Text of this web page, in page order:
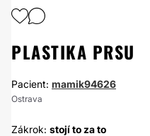
PLASTIKA PRSU
Pacient: mamik94626
Ostrava
Zákrok: stojí to za to